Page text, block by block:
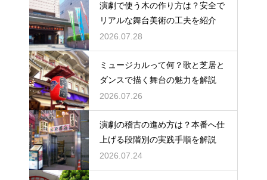
演劇で使う木の作り方は？安全で
リアルな舞台美術の工夫を紹介
2026.07.28
ミュージカルって何？歌と芝居と
ダンスで描く舞台の魅力を解説
2026.07.26
演劇の稽古の進め方は？本番へ仕
上げる段階別の実践手順を解説
2026.07.24